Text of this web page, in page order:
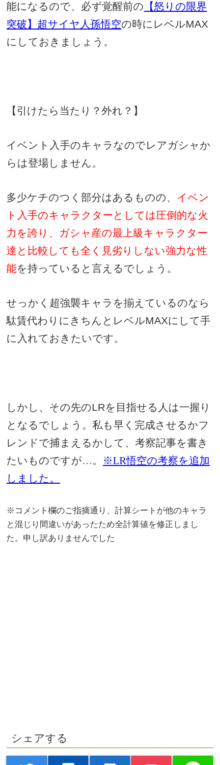
能になるので、必ず覚醒前の
【怒りの限界
突破】超サイヤ人孫悟空の時にレベルMAX
にしておきましょう。
【引けたら当たり？外れ？】
イベント入手のキャラなのでレアガシャか
らは登場しません。
多少ケチのつく部分はあるものの、 イベン
ト入手のキャラクターとしては圧倒的な火
力を誇り、ガシャ産の最上級キャラクター
達と比較しても全く見劣りしない強力な性
能を持っていると言えるでしょう。
せっかく超強襲キャラを揃えているのなら
駄賃代わりにきちんとレベルMAXにして手
に入れておきたいです。
しかし、その先のLRを目指せる人は一握り
となるでしょう。私も早く完成させるかフ
レンドで捕まえるかして、考察記事を書き
たいものですが…。
※LR悟空の考察を追加
しました。
※コメント欄のご指摘通り、計算シートが他のキャラ
と混じり間違いがあったため全計算値を修正しまし
た。申し訳ありませんでした
シェアする